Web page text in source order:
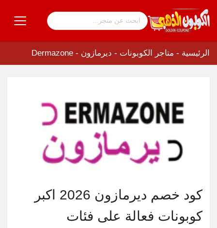
الرئيسية - متاجر الكوبونات - ديرمازون - Dermazone
كود خصم ديرمازون 2026 اكبر
كوبونات فعالة على فئات